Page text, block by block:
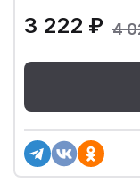
3 222 ₽ 4